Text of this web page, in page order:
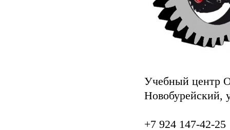
Учебный центр
Новобурейский,
+7 924 147-42-25